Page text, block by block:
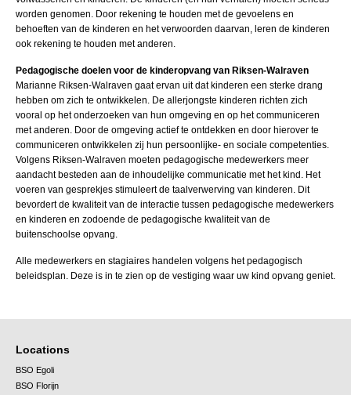
worden genomen. Door rekening te houden met de gevoelens en
behoeften van de kinderen en het verwoorden daarvan, leren de kinderen
ook rekening te houden met anderen.
Pedagogische doelen voor de kinderopvang van Riksen-Walraven
Marianne Riksen-Walraven gaat ervan uit dat kinderen een sterke drang
hebben om zich te ontwikkelen. De allerjongste kinderen richten zich
vooral op het onderzoeken van hun omgeving en op het communiceren
met anderen. Door de omgeving actief te ontdekken en door hierover te
communiceren ontwikkelen zij hun persoonlijke- en sociale competenties.
Volgens Riksen-Walraven moeten pedagogische medewerkers meer
aandacht besteden aan de inhoudelijke communicatie met het kind. Het
voeren van gesprekjes stimuleert de taalverwerving van kinderen. Dit
bevordert de kwaliteit van de interactie tussen pedagogische medewerkers
en kinderen en zodoende de pedagogische kwaliteit van de
buitenschoolse opvang.
Alle medewerkers en stagiaires handelen volgens het pedagogisch
beleidsplan. Deze is in te zien op de vestiging waar uw kind opvang geniet.
Locations
BSO Egoli
BSO Florijn